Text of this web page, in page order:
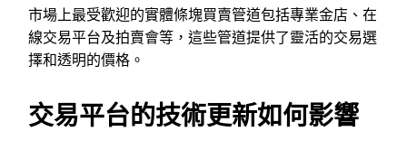
市場上最受歡迎的實體條塊買賣管道包括專業金店、在
線交易平台及拍賣會等，這些管道提供了靈活的交易選
擇和透明的價格。
交易平台的技術更新如何影響